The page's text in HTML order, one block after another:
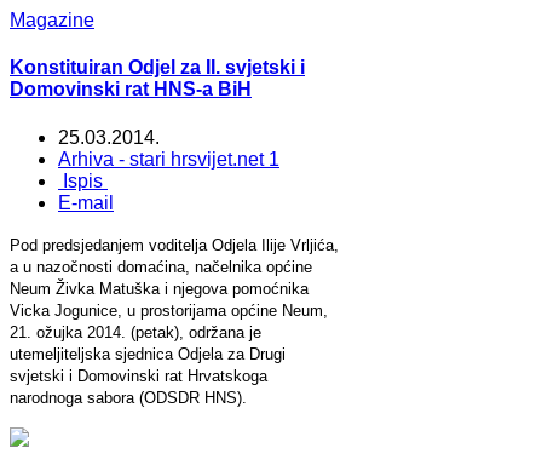
Magazine
Konstituiran Odjel za II. svjetski i
Domovinski rat HNS-a BiH
25.03.2014.
Arhiva - stari hrsvijet.net 1
Ispis
E-mail
Pod predsjedanjem voditelja Odjela Ilije Vrljića,
a u nazočnosti domaćina, načelnika općine
Neum Živka Matuška i njegova pomoćnika
Vicka Jogunice, u prostorijama općine Neum,
21. ožujka 2014. (petak), održana je
utemeljiteljska sjednica Odjela za Drugi
svjetski i Domovinski rat Hrvatskoga
narodnoga sabora (ODSDR HNS).